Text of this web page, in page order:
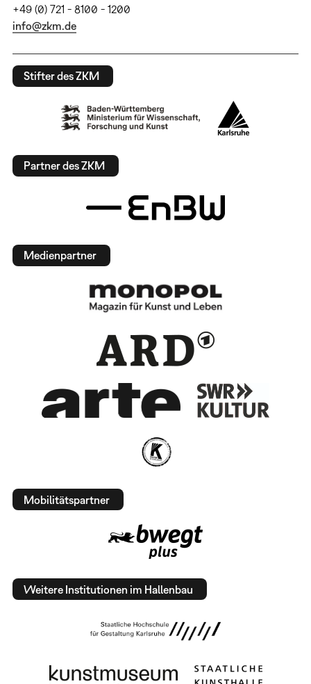
+49 (0) 721 - 8100 - 1200
info@zkm.de
Stifter des ZKM
Partner des ZKM
Medienpartner
Mobilitätspartner
Weitere Institutionen im Hallenbau